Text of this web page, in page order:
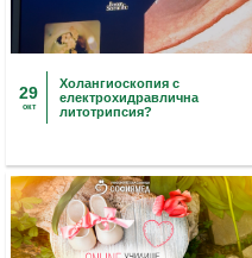
29
окт
Холангиоскопия с
електрохидравлична
литотрипсия?